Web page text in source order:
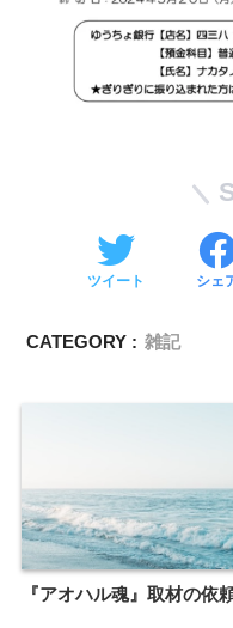
ツイート シェ
CATEGORY : 雑記
『アオハル魂』取材の依